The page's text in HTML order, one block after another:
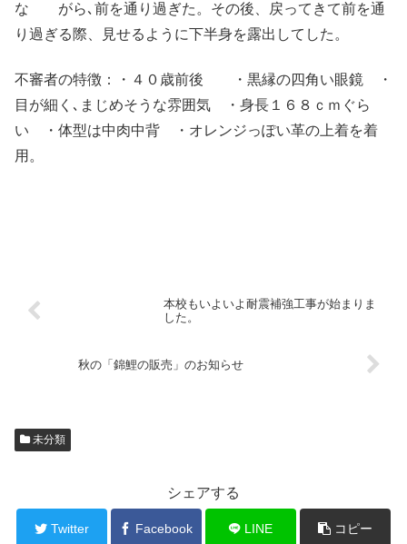
な がら､前を通り過ぎた。その後、戻ってきて前を通
り過ぎる際、見せるように下半身を露出してした。
不審者の特徴：・４０歳前後 ・黒縁の四角い眼鏡 ・
目が細く､まじめそうな雰囲気 ・身長１６８ｃｍぐら
い ・体型は中肉中背 ・オレンジっぽい革の上着を着
用。
本校もいよいよ耐震補強工事が始まりま
した。
秋の「錦鯉の販売」のお知らせ
未分類
シェアする
Twitter Facebook LINE コピー